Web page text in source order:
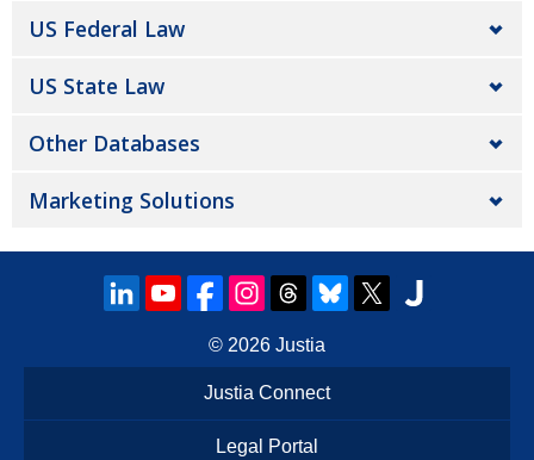
US Federal Law
US State Law
Other Databases
Marketing Solutions
© 2026 Justia
Justia Connect
Legal Portal